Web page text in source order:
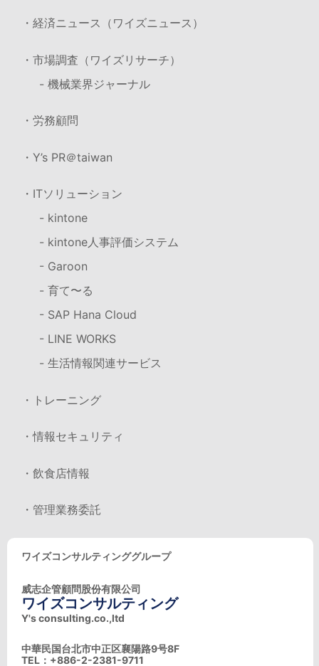
・経済ニュース（ワイズニュース）
・市場調査（ワイズリサーチ）
- 機械業界ジャーナル
・労務顧問
・Y’s PR＠taiwan
・ITソリューション
- kintone
- kintone人事評価システム
- Garoon
- 育て〜る
- SAP Hana Cloud
- LINE WORKS
- 生活情報関連サービス
・トレーニング
・情報セキュリティ
・飲食店情報
・管理業務委託
ワイズコンサルティンググループ
威志企管顧問股份有限公司
ワイズコンサルティング
Y's consulting.co.,ltd
中華民国台北市中正区襄陽路9号8F
TEL：+886-2-2381-9711